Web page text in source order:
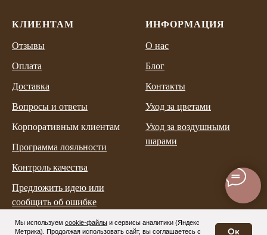
Мы используем cookie-файлы и сервисы аналитики (Яндекс
Метрика) . Продолжая использовать сайт, вы соглашаетесь с Ок
КЛИЕНТАМ
Отзывы
Оплата
Доставка
Вопросы и ответы
Корпоративным клиентам
Программа лояльности
Контроль качества
Предложить идею или
сообщить об ошибке
ИНФОРМАЦИЯ
О нас
Блог
Контакты
Уход за цветами
Уход за воздушными
шарами